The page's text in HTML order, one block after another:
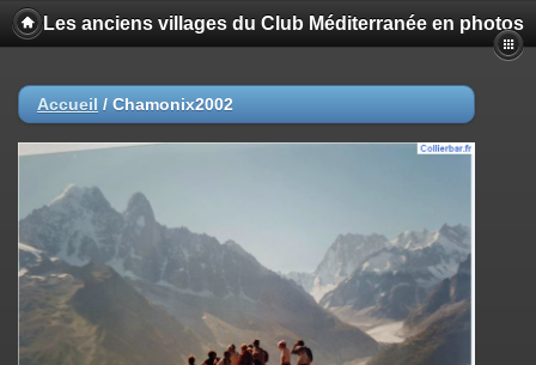
Les anciens villages du Club Méditerranée en photos
Accueil / Chamonix2002